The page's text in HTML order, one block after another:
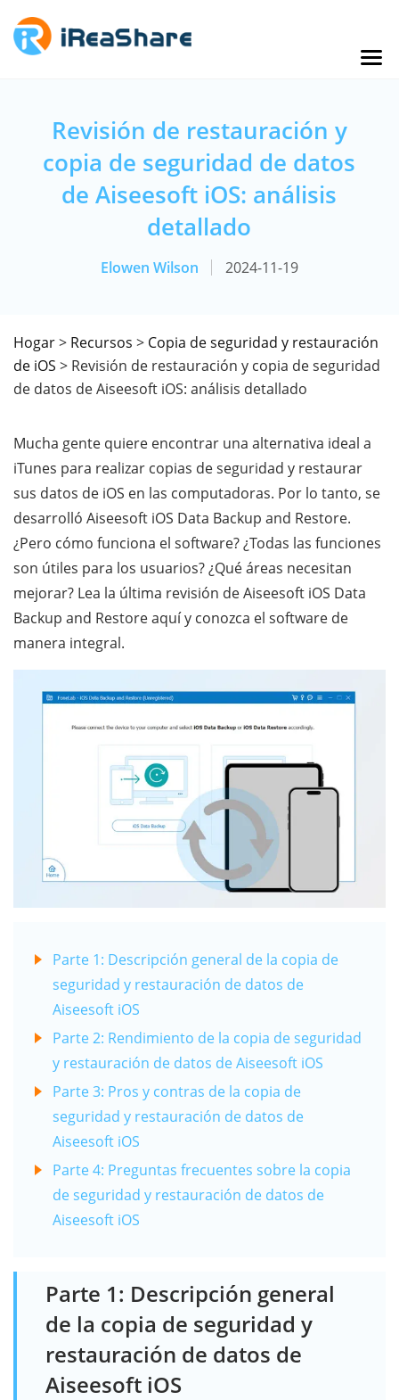
Revisión de restauración y
copia de seguridad de datos
de Aiseesoft iOS: análisis
detallado
Elowen Wilson 2024-11-19
Hogar> Recursos > Copia de seguridad y restauración
de iOS > Revisión de restauración y copia de seguridad
de datos de Aiseesoft iOS: análisis detallado
Mucha gente quiere encontrar una alternativa ideal a
iTunes para realizar copias de seguridad y restaurar
sus datos de iOS en las computadoras. Por lo tanto, se
desarrolló Aiseesoft iOS Data Backup and Restore.
¿Pero cómo funciona el software? ¿Todas las funciones
son útiles para los usuarios? ¿Qué áreas necesitan
mejorar? Lea la última revisión de Aiseesoft iOS Data
Backup and Restore aquí y conozca el software de
manera integral.
Parte 1: Descripción general de la copia de
seguridad y restauración de datos de
Aiseesoft iOS
Parte 2: Rendimiento de la copia de seguridad
y restauración de datos de Aiseesoft iOS
Parte 3: Pros y contras de la copia de
seguridad y restauración de datos de
Aiseesoft iOS
Parte 4: Preguntas frecuentes sobre la copia
de seguridad y restauración de datos de
Aiseesoft iOS
Parte 1: Descripción general
de la copia de seguridad y
restauración de datos de
Aiseesoft iOS